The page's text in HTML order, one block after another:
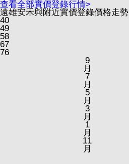
查看全部實價登錄行情>
遠雄安禾與附近實價登錄價格走勢
40
49
58
67
76
9
月
7
月
5
月
3
月
1
月
11
月